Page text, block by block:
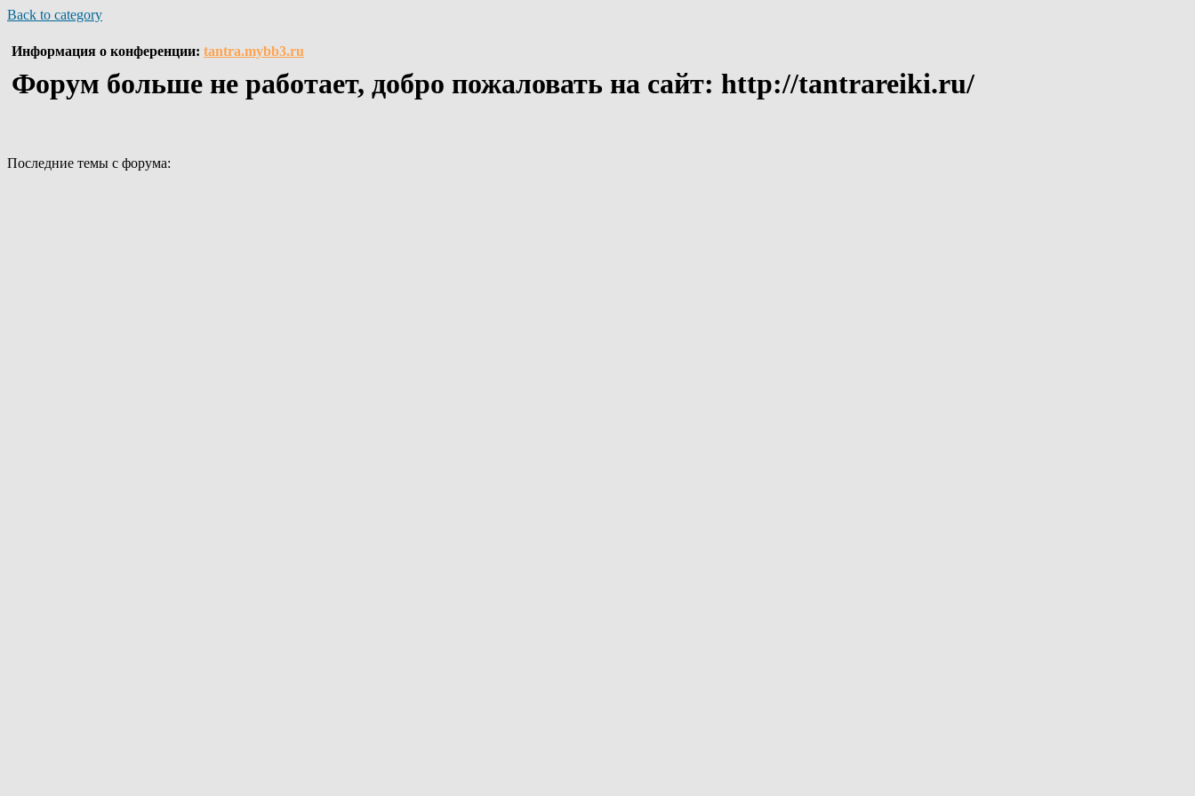
Back to category
Информация о конференции: tantra.mybb3.ru
Форум больше не работает, добро пожаловать на сайт: http://tantrareiki.ru/
Последние темы с форума: